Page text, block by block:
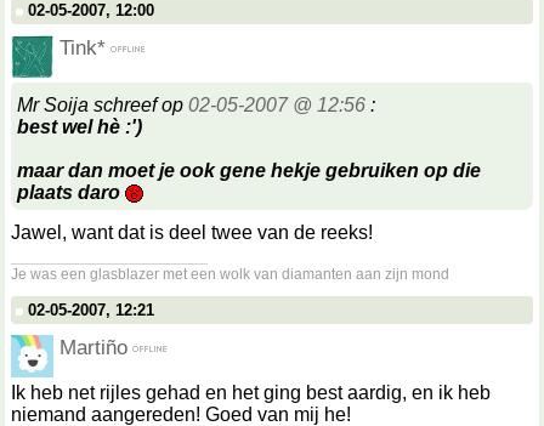
02-05-2007, 12:00
Tink*
Mr Soija schreef op 02-05-2007 @ 12:56 :
best wel hè :')
maar dan moet je ook gene hekje gebruiken op die
plaats daro
Jawel, want dat is deel twee van de reeks!
Je was een glasblazer met een wolk van diamanten aan zijn mond
02-05-2007, 12:21
Martiño
Ik heb net rijles gehad en het ging best aardig, en ik heb
niemand aangereden! Goed van mij he!